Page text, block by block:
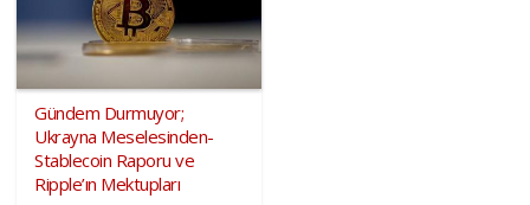
Gündem Durmuyor;
Ukrayna Meselesinden-
Stablecoin Raporu ve
Ripple’ın Mektupları